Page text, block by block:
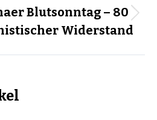
Nächster
Beitrag:
Blutsonntag – 80
Widerstand